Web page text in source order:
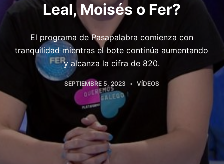
Leal, Moisés o Fer?
El programa de Pasapalabra comienza con
tranquilidad mientras el bote continúa aumentando
y alcanza la cifra de 820.
SEPTIEMBRE 5, 2023 VÍDEOS